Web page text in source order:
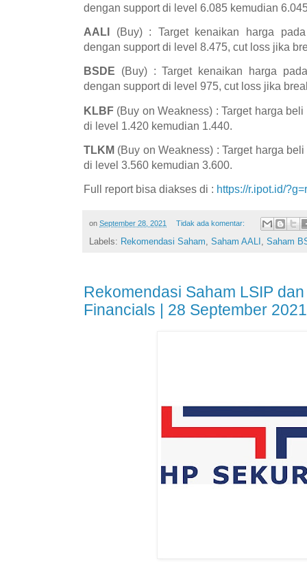
dengan support di level 6.085 kemudian
AALI (Buy) : Target kenaikan harga
dengan support di level 8.475, cut loss jika
BSDE (Buy) : Target kenaikan harga
dengan support di level 975, cut loss jika
KLBF (Buy on Weakness) : Target harga
di level 1.420 kemudian 1.440.
TLKM (Buy on Weakness) : Target harga
di level 3.560 kemudian 3.600.
Full report bisa diakses di : https://r.ipot.id/
on September 28, 2021 Tidak ada komentar:
Labels: Rekomendasi Saham, Saham AALI , Saham
Rekomendasi Saham LSIP
Financials | 28 September 2021